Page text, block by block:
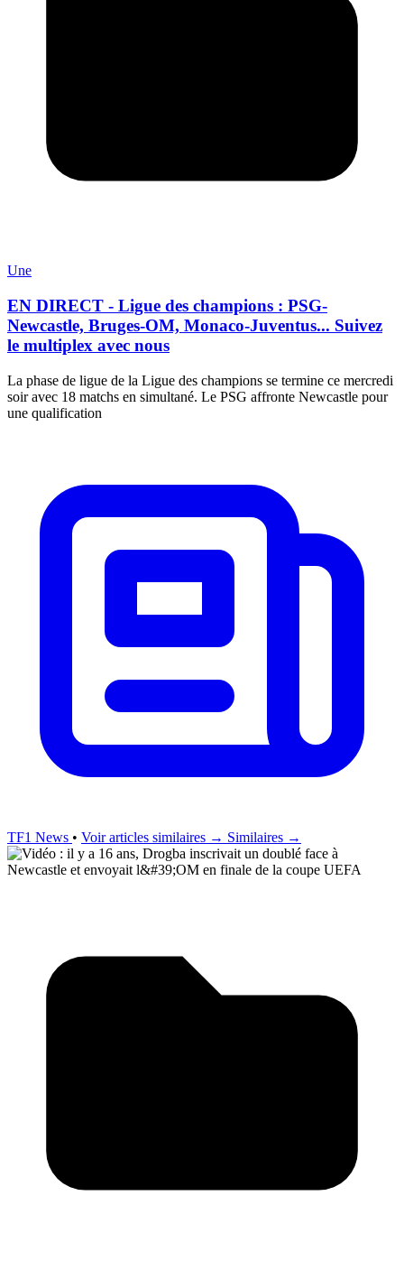
Une
EN DIRECT - Ligue des champions : PSG-
Newcastle, Bruges-OM, Monaco-Juventus... Suivez
le multiplex avec nous
La phase de ligue de la Ligue des champions se termine ce mercredi
soir avec 18 matchs en simultané. Le PSG affronte Newcastle pour
une qualification
TF1 News • Voir articles similaires → Similaires →